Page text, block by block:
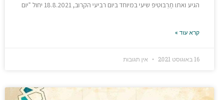
הגיע ואתו תַרְבּוּטִיפּ שיעי במיוחד ביום רביעי הקרוב, 18.8.2021 יחול "יום
קרא עוד »
16 באוגוסט 2021 אין תגובות